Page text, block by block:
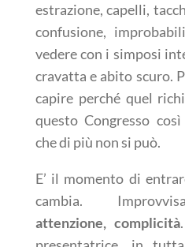
estrazione, capelli,
confusione,
vedere con i simposi
cravatta e abito scuro.
capire perché quel
questo Congresso
che di più non si può.
E’ il momento di
cambia.
attenzione, complicità